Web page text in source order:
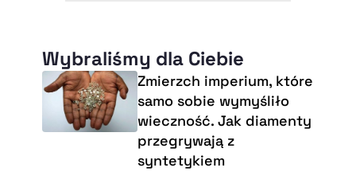
Wybraliśmy dla Ciebie
Zmierzch imperium, które
samo sobie wymyśliło
wieczność. Jak diamenty
przegrywają z
syntetykiem